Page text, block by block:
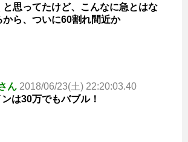
と思ってたけど、こんなに急とはな
から、ついに60割れ間近か
ん 2018/06/23(土) 22:20:03.40
は30万でもバブル！